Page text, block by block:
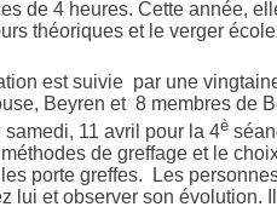
de 4 heures. Cette année,
théoriques et le verger
est suivie par une
Beyren et 8 membres de
samedi, 11 avril pour la 4è
de greffage et le
porte greffes. Les
lui et observer son évolution.